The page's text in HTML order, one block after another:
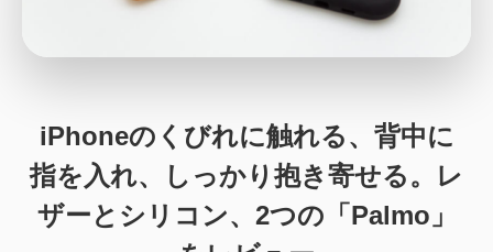
周辺機器
iPhoneのくびれに触れる、背中に
指を入れ、しっかり抱き寄せる。レ
ザーとシリコン、2つの「Palmo」